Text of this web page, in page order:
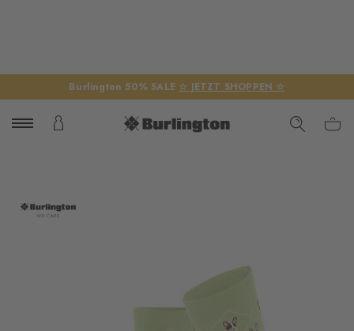
Burlington 50% SALE ☆ JETZT SHOPPEN ☆